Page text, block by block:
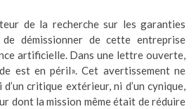
de la recherche sur les garanties
démissionner de cette entreprise
artificielle. Dans une lettre ouverte,
est en péril». Cet avertissement ne
critique extérieur, ni d’un cynique,
dont la mission même était de réduire